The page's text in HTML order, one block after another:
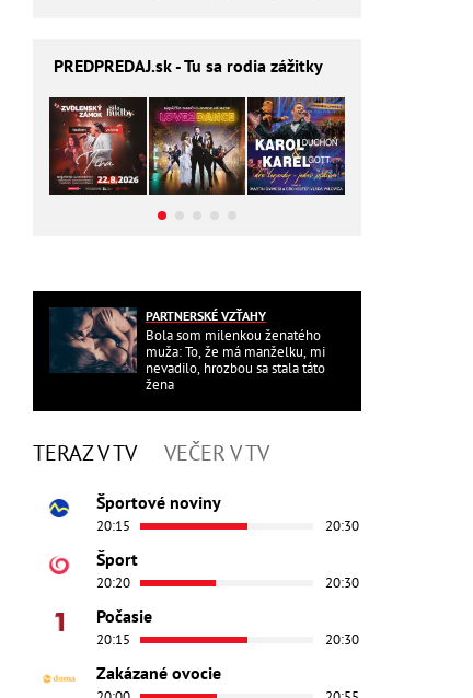
PREDPREDAJ.sk - Tu sa rodia zážitky
PARTNERSKÉ VZŤAHY
Bola som milenkou ženatého
muža: To, že má manželku, mi
nevadilo, hrozbou sa stala táto
žena
TERAZ V TV VEČER V TV
Športové noviny
20:15 20:30
Šport
20:20 20:30
Počasie
20:15 20:30
Zakázané ovocie